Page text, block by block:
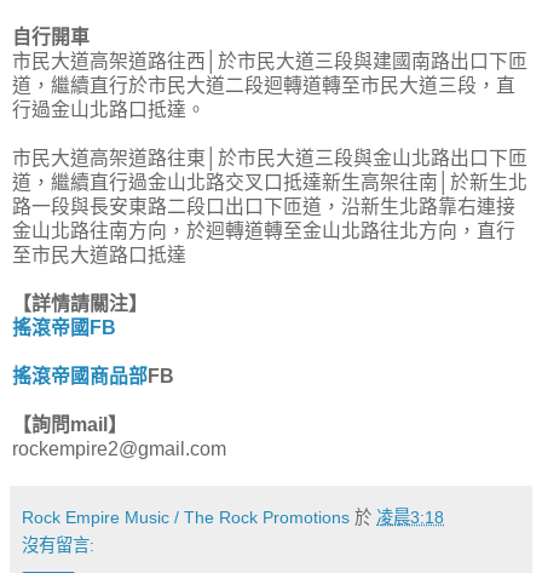
自行開車
市民大道高架道路往西│於市民大道三段與建國南路出口下匝
道，繼續直行於市民大道二段迴轉道轉至市民大道三段，直
行過金山北路口抵達。
市民大道高架道路往東│於市民大道三段與金山北路出口下匝
道，繼續直行過金山北路交叉口抵達新生高架往南│於新生北
路一段與長安東路二段口出口下匝道，沿新生北路靠右連接
金山北路往南方向，於迴轉道轉至金山北路往北方向，直行
至市民大道路口抵達
【詳情請關注】
搖滾帝國FB
搖滾帝國商品部FB
【詢問mail】
rockempire2@gmail.com
Rock Empire Music / The Rock Promotions 於 凌晨3:18
沒有留言: